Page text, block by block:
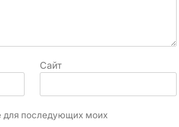
Сайт
для последующих моих